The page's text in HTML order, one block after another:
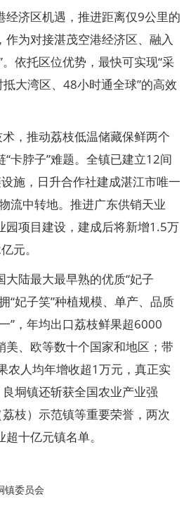
经济区机遇，推进距离仅9公里的
作为对接湛茂空港经济区、融入
依托区位优势，最快可实现“采
大湾区、48小时通全球”的高效
，推动荔枝低温储藏保鲜两个
“卡脖子”难题。全镇已建立12间
施，日升合作社建成湛江市唯一
流中转地。推进广东供销天业
园项目建设，建成后将新增1.5万
元。
陆最大最早熟的优质“妃子
“妃子笑”种植规模、单产、品质
”，年均出口荔枝鲜果超6000
美、欧等数十个国家和地区；带
农人均年增收超1万元，真正实
垌镇还斩获全国农业产业强
枝）示范镇等重要荣誉，两次
十亿元镇名单。
镇委员会